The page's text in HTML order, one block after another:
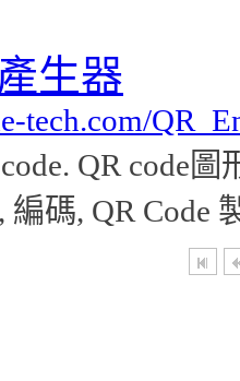
生器
tech.com/
QR code圖
編碼, QR Code